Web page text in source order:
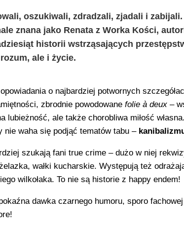
oszukiwali, zdradzali, zjadali i zabijali.
znana jako Renata z Worka Kości,
historii wstrząsających
ale i życie.
o najbardziej potwornych
zbrodnie powodowane folie à deux –
ale także chorobliwa miłość
waha się podjąć tematów tabu –
szukają fani true crime – dużo w niej
wałki kucharskie. Występują też
wilkołaka. To nie są historie z happy endem!
dawka czarnego humoru, sporo